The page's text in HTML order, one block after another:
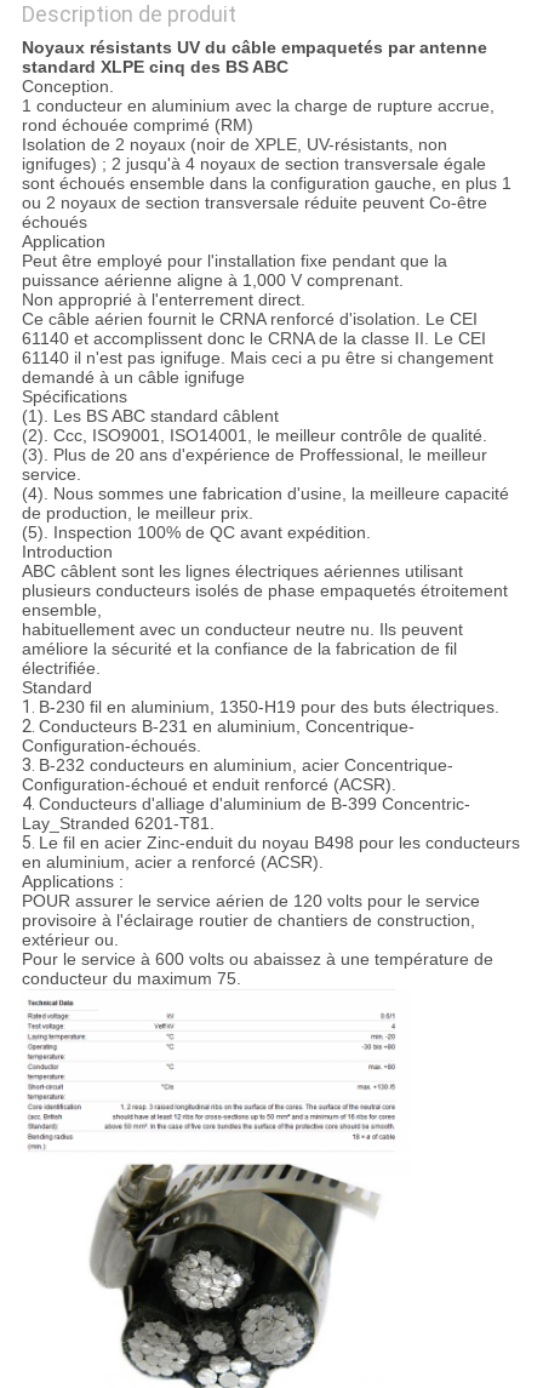
PLAN
DU
SITE
POLITIQUE
DE
CONFIDENTIALITÉ
Description de produit
Noyaux résistants UV du câble empaquetés par antenne
standard XLPE cinq des BS ABC
Conception.
1 conducteur en aluminium avec la charge de rupture accrue,
rond échouée comprimé (RM)
Isolation de 2 noyaux (noir de XPLE, UV-résistants, non
ignifuges) ; 2 jusqu'à 4 noyaux de section transversale égale
sont échoués ensemble dans la configuration gauche, en plus 1
ou 2 noyaux de section transversale réduite peuvent Co-être
échoués
Application
Peut être employé pour l'installation fixe pendant que la
puissance aérienne aligne à 1,000 V comprenant.
Non approprié à l'enterrement direct.
Ce câble aérien fournit le CRNA renforcé d'isolation. Le CEI
61140 et accomplissent donc le CRNA de la classe II. Le CEI
61140 il n'est pas ignifuge. Mais ceci a pu être si changement
demandé à un câble ignifuge
Spécifications
(1). Les BS ABC standard câblent
(2). Ccc, ISO9001, ISO14001, le meilleur contrôle de qualité.
(3). Plus de 20 ans d'expérience de Proffessional, le meilleur
service.
(4). Nous sommes une fabrication d'usine, la meilleure capacité
de production, le meilleur prix.
(5). Inspection 100% de QC avant expédition.
Introduction
ABC câblent sont les lignes électriques aériennes utilisant
plusieurs conducteurs isolés de phase empaquetés étroitement
ensemble,
habituellement avec un conducteur neutre nu. Ils peuvent
améliore la sécurité et la confiance de la fabrication de fil
électrifiée.
Standard
1. B-230 fil en aluminium, 1350-H19 pour des buts électriques.
2. Conducteurs B-231 en aluminium, Concentrique-
Configuration-échoués.
3. B-232 conducteurs en aluminium, acier Concentrique-
Configuration-échoué et enduit renforcé (ACSR).
4. Conducteurs d'alliage d'aluminium de B-399 Concentric-
Lay_Stranded 6201-T81.
5. Le fil en acier Zinc-enduit du noyau B498 pour les conducteurs
en aluminium, acier a renforcé (ACSR).
Applications :
POUR assurer le service aérien de 120 volts pour le service
provisoire à l'éclairage routier de chantiers de construction,
extérieur ou.
Pour le service à 600 volts ou abaissez à une température de
conducteur du maximum 75.